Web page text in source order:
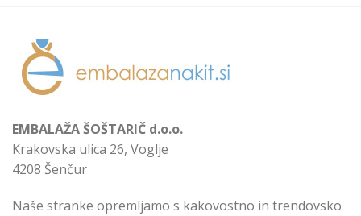
EMBALAŽA ŠOŠTARIČ d.o.o.
Krakovska ulica 26, Voglje
4208 Šenčur
Naše stranke opremljamo s kakovostno in trendovsko